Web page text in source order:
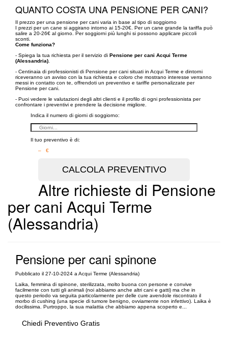
QUANTO COSTA UNA PENSIONE PER CANI?
Il prezzo per una pensione per cani varia in base al tipo di soggiorno
I prezzi per un cane si aggirano intorno ai 15-20€. Per un cane grande la tariffa può
salire a 20-26€ al giorno. Per soggiorni più lunghi si possono applicare piccoli
sconti.
Come funziona?
- Spiega la tua richiesta per il servizio di Pensione per cani Acqui Terme
(Alessandria)
- Centinaia di professionisti di Pensione per cani situati in Acqui Terme e dintorni
riceveranno un avviso con la tua richiesta e coloro che mostrano interesse verranno
messi in contatto con te, offrendoti un preventivo e tariffe personalizzate per
Pensione per cani.
- Puoi vedere le valutazioni degli altri clienti e il profilo di ogni professionista per
confrontare i preventivi e prendere la decisione migliore.
Indica il numero di giorni di soggiorno:
Il tuo preventivo è di:
– €
Altre richieste di Pensione
per cani Acqui Terme
(Alessandria)
Pensione per cani spinone
Pubblicato il 27-10-2024 a Acqui Terme (Alessandria)
Laika, femmina di spinone, sterilizzata, molto buona con persone e convive
facilmente con tutti gli animali (noi abbiamo anche altri cani e gatti) ma che in
questo periodo va seguita particolarmente per delle cure avendole riscontrato il
morbo di cushing (una specie di tumore benigno, ovviamente non infettivo). Laika è
docilissima. Purtroppo, la sua malattia che abbiamo appena scoperto e...
Chiedi Preventivo Gratis